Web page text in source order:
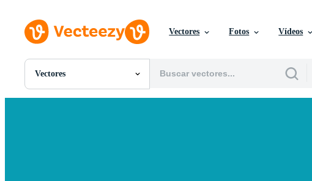
Vectores Fotos Vídeos
Vectores
Todas Imágenes